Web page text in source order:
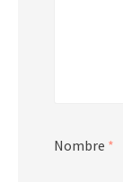
Nombre *